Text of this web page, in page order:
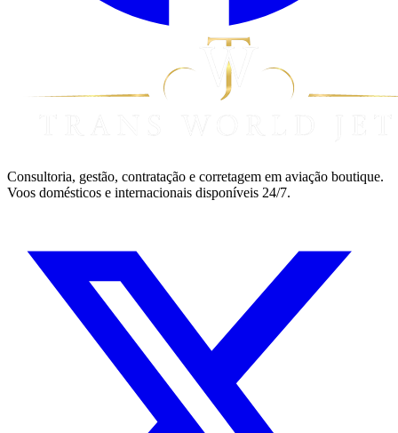
Consultoria, gestão, contratação e corretagem em aviação boutique.
Voos domésticos e internacionais disponíveis 24/7.